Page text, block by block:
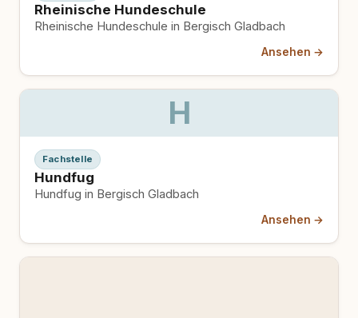
Rheinische Hundeschule
Rheinische Hundeschule in Bergisch Gladbach
Ansehen →
H
Fachstelle
Hundfug
Hundfug in Bergisch Gladbach
Ansehen →